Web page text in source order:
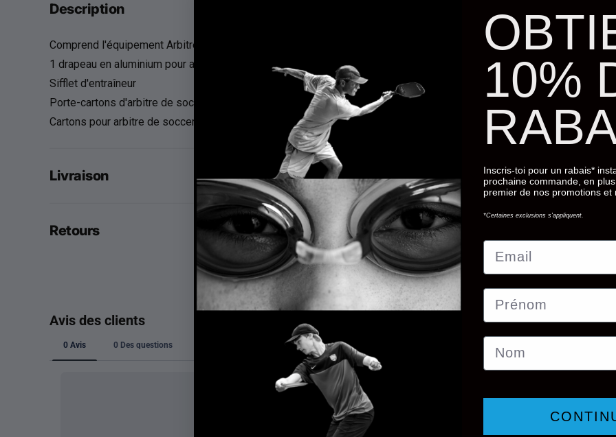
Description
Comprend l'équipement Arbitre-Équipement :
1 drapeau en aluminium pour arbitre assistant
Sifflet d'entraîneur
Porte-cartons d'arbitre de soccer
Cartons pour arbitre de soccer (jaune et rouge)
Livraison
Retours
10%
Inscris-toi pour un rabais*
prochaine commande, en
premier de nos promotions et
*Certaines exclusions s'appliquent.
Email
Prénom
Nom